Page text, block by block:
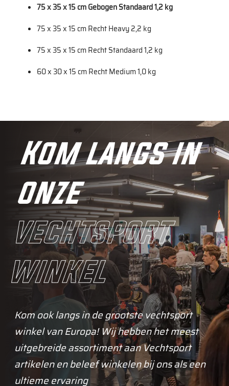
75 x 35 x 15 cm Gebogen Standaard 1,2 kg
75 x 35 x 15 cm Recht Heavy 2,2 kg
75 x 35 x 15 cm Recht Standaard 1,2 kg
60 x 30 x 15 cm Recht Medium 1,0 kg
Kom langs in
onze
vechtsport
winkel
Kom ook langs in de grootste vechtsport
winkel van Europa! Wij hebben het meest
uitgebreide assortiment aan Vechtsport
artikelen en beleef winkelen bij ons als een
ultieme ervaring